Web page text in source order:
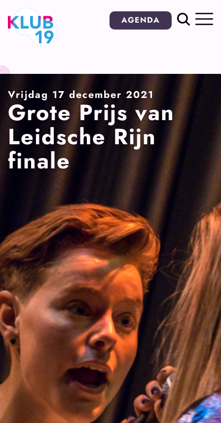
Ga
naar
inhoud
AGENDA
Vrijdag 17 december 2021
Grote Prijs van
Leidsche Rijn
finale